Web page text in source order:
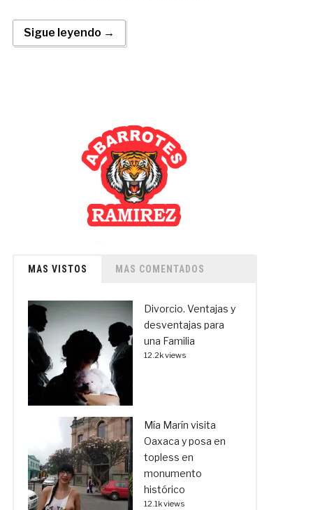
Sigue leyendo →
MAS VISTOS MAS COMENTADOS
Divorcio. Ventajas y
desventajas para
una Familia
12.2k views
Mía Marín visita
Oaxaca y posa en
topless en
monumento
histórico
12.1k views